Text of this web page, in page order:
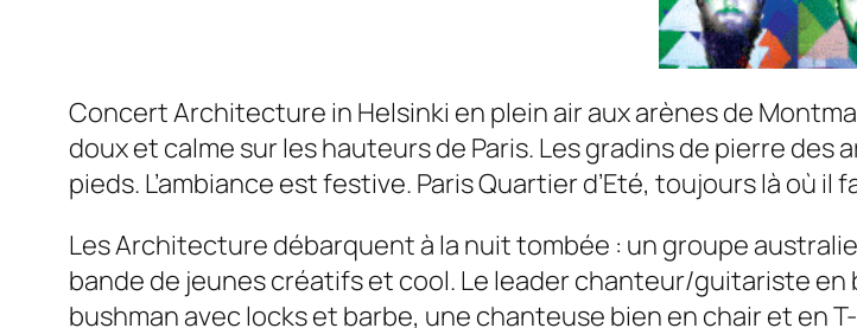
ConcertArchitecture in Helsinki en plein air aux arènes de
doux et calme sur les hauteurs de Paris. Les gradins de pierre
pieds. L’ambiance est festive. Paris Quartier d’Eté, toujours là où il
LesArchitecture débarquent à la nuit tombée : un groupe
bande de jeunes créatifs et cool. Le leader chanteur/guitariste en
bushman avec lockset barbe, une chanteuse bien en chair et en